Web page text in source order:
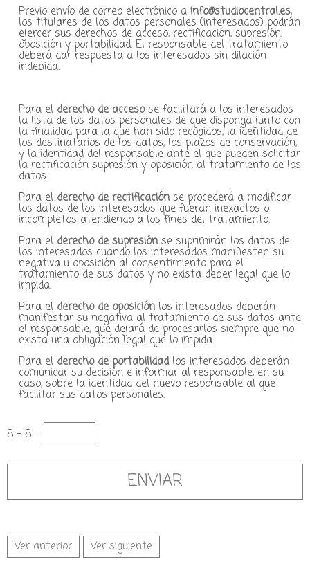
Previo envío de correo electrónico a info@studiocentral.es,
los titulares de los datos personales (interesados) podrán
ejercer sus derechos de acceso, rectificación, supresión,
oposición y portabilidad. El responsable del tratamiento
deberá dar respuesta a los interesados sin dilación
indebida.
Para el derecho de accesose facilitará a los interesados
la lista de los datos personales de que disponga junto con
la finalidad para la que han sido recogidos, la identidad de
los destinatarios de los datos, los plazos de conservación,
y la identidad del responsable ante el que pueden solicitar
la rectificación supresión y oposición al tratamiento de los
datos.
Para el derecho de rectificaciónse procederá a modificar
los datos de los interesados que fueran inexactos o
incompletos atendiendo a los fines del tratamiento.
Para el derecho de supresiónse suprimirán los datos de
los interesados cuando los interesados manifiesten su
negativa u oposición al consentimiento para el
tratamiento de sus datos y no exista deber legal que lo
impida.
Para el derecho de oposiciónlos interesados deberán
manifestar su negativa al tratamiento de sus datos ante
el responsable, que dejará de procesarlos siempre que no
exista una obligación legal que lo impida.
Para el derecho de portabilidadlos interesados deberán
comunicar su decisión e informar al responsable, en su
caso, sobre la identidad del nuevo responsable al que
facilitar sus datos personales.
8 + 8 =
Ver anterior Ver siguiente